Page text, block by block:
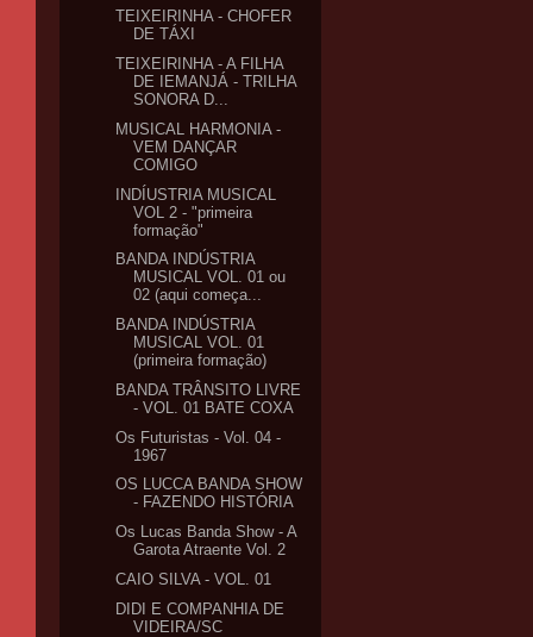
TEIXEIRINHA - CHOFER
DE TÁXI
TEIXEIRINHA - A FILHA
DE IEMANJÁ - TRILHA
SONORA D...
MUSICAL HARMONIA -
VEM DANÇAR
COMIGO
INDÍUSTRIA MUSICAL
VOL 2 - "primeira
formação"
BANDA INDÚSTRIA
MUSICAL VOL. 01 ou
02 (aqui começa...
BANDA INDÚSTRIA
MUSICAL VOL. 01
(primeira formação)
BANDA TRÂNSITO LIVRE
- VOL. 01 BATE COXA
Os Futuristas - Vol. 04 -
1967
OS LUCCA BANDA SHOW
- FAZENDO HISTÓRIA
Os Lucas Banda Show - A
Garota Atraente Vol. 2
CAIO SILVA - VOL. 01
DIDI E COMPANHIA DE
VIDEIRA/SC